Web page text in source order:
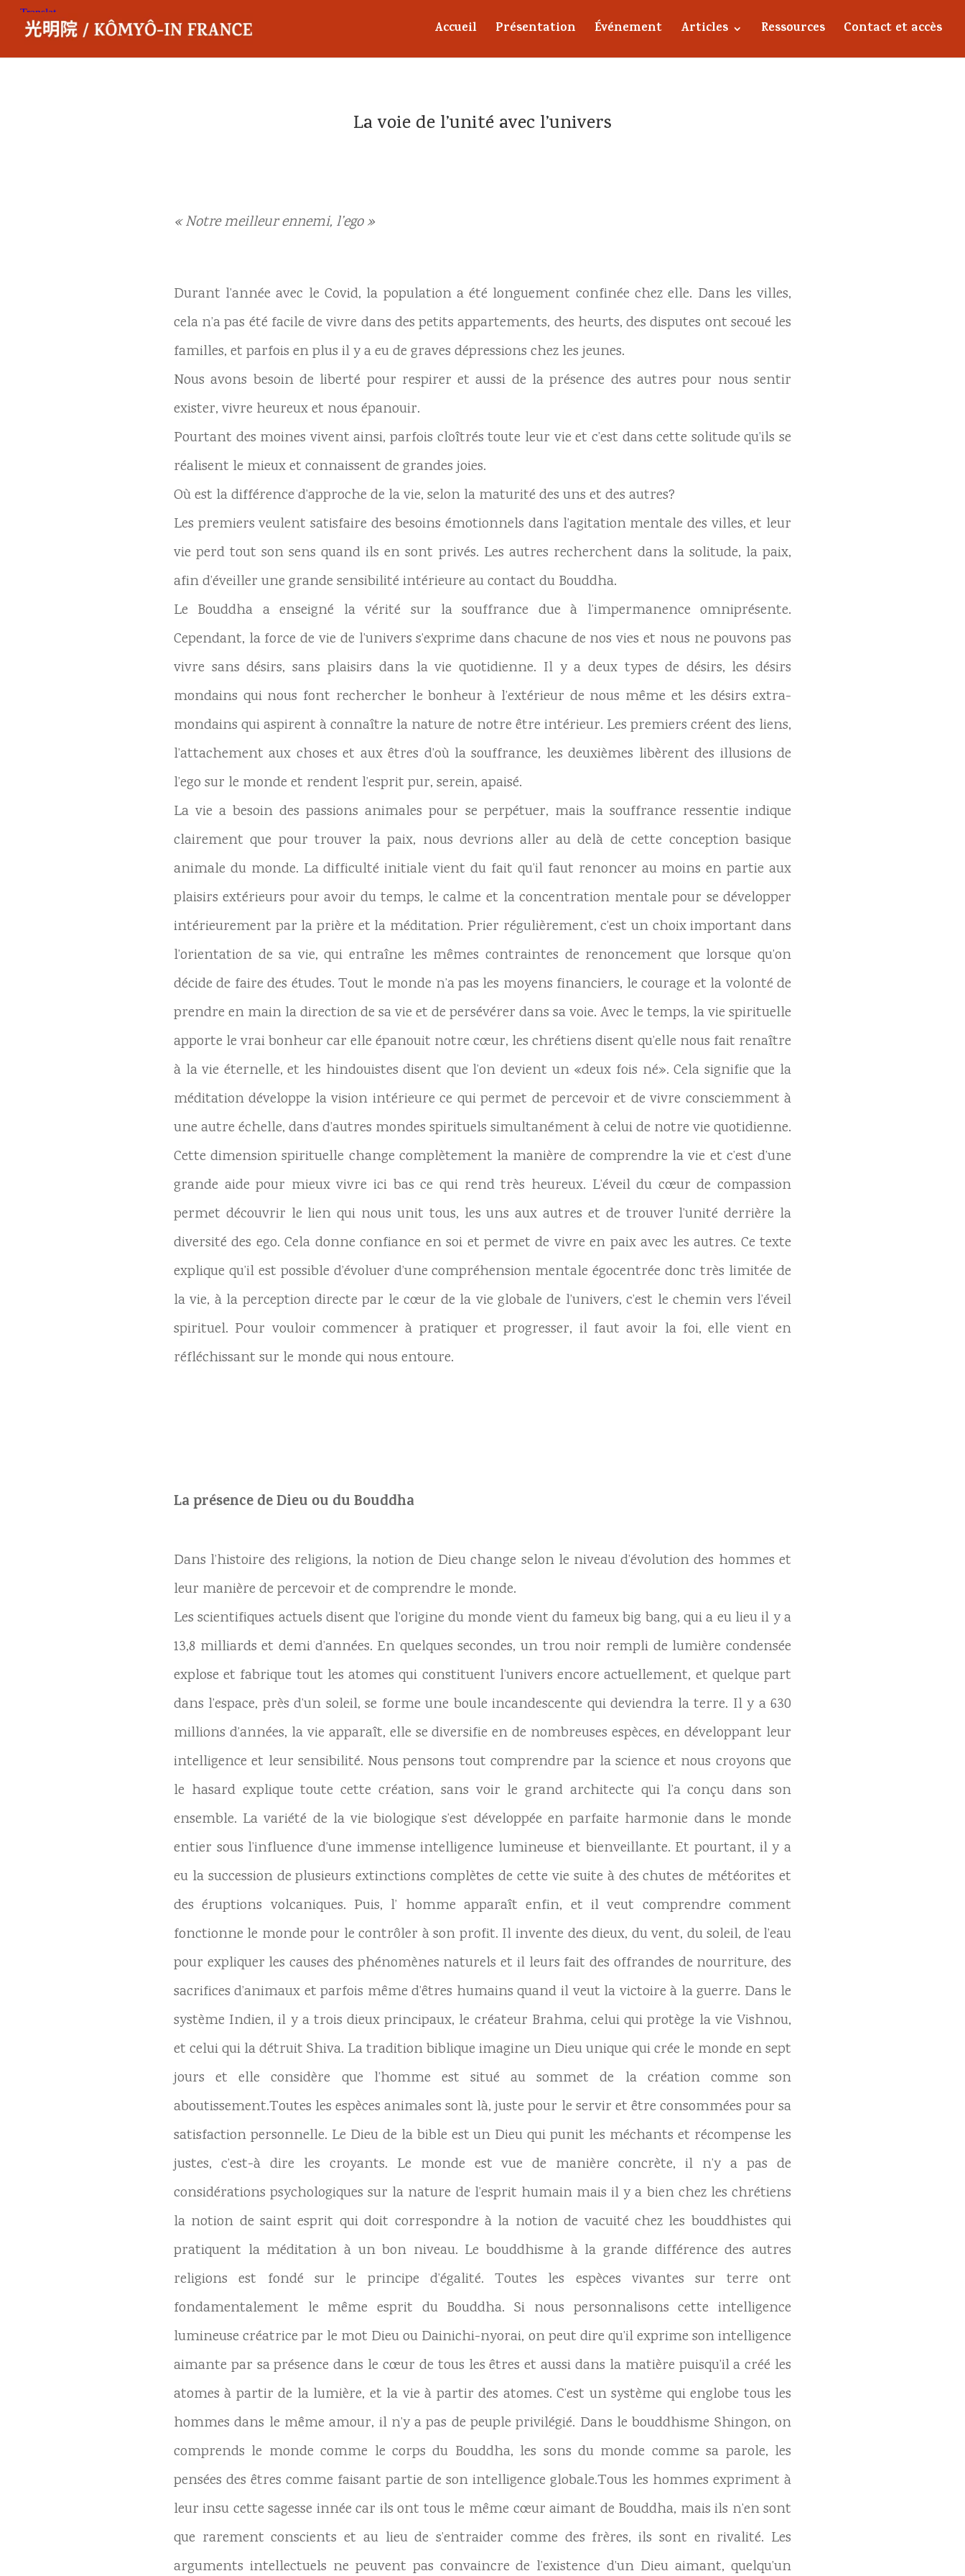
Accueil Présentation Événement Articles Ressources Contact et accès
La voie de l’unité avec l’univers
« Notre meilleur ennemi, l’ego »
Durant l’année avec le Covid, la population a été longuement confinée chez elle. Dans les villes,
cela n’a pas été facile de vivre dans des petits appartements, des heurts, des disputes ont secoué les
familles, et parfois en plus il y a eu de graves dépressions chez les jeunes.
Nous avons besoin de liberté pour respirer et aussi de la présence des autres pour nous sentir
exister, vivre heureux et nous épanouir.
Pourtant des moines vivent ainsi, parfois cloîtrés toute leur vie et c’est dans cette solitude qu’ils se
réalisent le mieux et connaissent de grandes joies.
Où est la différence d’approche de la vie, selon la maturité des uns et des autres?
Les premiers veulent satisfaire des besoins émotionnels dans l’agitation mentale des villes, et leur
vie perd tout son sens quand ils en sont privés. Les autres recherchent dans la solitude, la paix,
afin d’éveiller une grande sensibilité intérieure au contact du Bouddha.
Le Bouddha a enseigné la vérité sur la souffrance due à l’impermanence omniprésente.
Cependant, la force de vie de l’univers s’exprime dans chacune de nos vies et nous ne pouvons pas
vivre sans désirs, sans plaisirs dans la vie quotidienne. Il y a deux types de désirs, les désirs
mondains qui nous font rechercher le bonheur à l’extérieur de nous même et les désirs extra-
mondains qui aspirent à connaître la nature de notre être intérieur. Les premiers créent des liens,
l’attachement aux choses et aux êtres d’où la souffrance, les deuxièmes libèrent des illusions de
l’ego sur le monde et rendent l’esprit pur, serein, apaisé.
La vie a besoin des passions animales pour se perpétuer, mais la souffrance ressentie indique
clairement que pour trouver la paix, nous devrions aller au delà de cette conception basique
animale du monde. La difficulté initiale vient du fait qu’il faut renoncer au moins en partie aux
plaisirs extérieurs pour avoir du temps, le calme et la concentration mentale pour se développer
intérieurement par la prière et la méditation. Prier régulièrement, c’est un choix important dans
l’orientation de sa vie, qui entraîne les mêmes contraintes de renoncement que lorsque qu’on
décide de faire des études. Tout le monde n’a pas les moyens financiers, le courage et la volonté de
prendre en main la direction de sa vie et de persévérer dans sa voie. Avec le temps, la vie spirituelle
apporte le vrai bonheur car elle épanouit notre cœur, les chrétiens disent qu’elle nous fait renaître
à la vie éternelle, et les hindouistes disent que l’on devient un «deux fois né». Cela signifie que la
méditation développe la vision intérieure ce qui permet de percevoir et de vivre consciemment à
une autre échelle, dans d’autres mondes spirituels simultanément à celui de notre vie quotidienne.
Cette dimension spirituelle change complètement la manière de comprendre la vie et c’est d’une
grande aide pour mieux vivre ici bas ce qui rend très heureux. L’éveil du cœur de compassion
permet découvrir le lien qui nous unit tous, les uns aux autres et de trouver l’unité derrière la
diversité des ego. Cela donne confiance en soi et permet de vivre en paix avec les autres. Ce texte
explique qu’il est possible d’évoluer d’une compréhension mentale égocentrée donc très limitée de
la vie, à la perception directe par le cœur de la vie globale de l’univers, c’est le chemin vers l’éveil
spirituel. Pour vouloir commencer à pratiquer et progresser, il faut avoir la foi, elle vient en
réfléchissant sur le monde qui nous entoure.
La présence de Dieu ou du Bouddha
Dans l’histoire des religions, la notion de Dieu change selon le niveau d’évolution des hommes et
leur manière de percevoir et de comprendre le monde.
Les scientifiques actuels disent que l’origine du monde vient du fameux big bang, qui a eu lieu il y a
13,8 milliards et demi d’années. En quelques secondes, un trou noir rempli de lumière condensée
explose et fabrique tout les atomes qui constituent l’univers encore actuellement, et quelque part
dans l’espace, près d’un soleil, se forme une boule incandescente qui deviendra la terre. Il y a 630
millions d’années, la vie apparaît, elle se diversifie en de nombreuses espèces, en développant leur
intelligence et leur sensibilité. Nous pensons tout comprendre par la science et nous croyons que
le hasard explique toute cette création, sans voir le grand architecte qui l’a conçu dans son
ensemble. La variété de la vie biologique s’est développée en parfaite harmonie dans le monde
entier sous l’influence d’une immense intelligence lumineuse et bienveillante. Et pourtant, il y a
eu la succession de plusieurs extinctions complètes de cette vie suite à des chutes de météorites et
des éruptions volcaniques. Puis, l’ homme apparaît enfin, et il veut comprendre comment
fonctionne le monde pour le contrôler à son profit. Il invente des dieux, du vent, du soleil, de l’eau
pour expliquer les causes des phénomènes naturels et il leurs fait des offrandes de nourriture, des
sacrifices d’animaux et parfois même d’êtres humains quand il veut la victoire à la guerre. Dans le
système Indien, il y a trois dieux principaux, le créateur Brahma, celui qui protège la vie Vishnou,
et celui qui la détruit Shiva. La tradition biblique imagine un Dieu unique qui crée le monde en sept
jours et elle considère que l’homme est situé au sommet de la création comme son
aboutissement.Toutes les espèces animales sont là, juste pour le servir et être consommées pour sa
satisfaction personnelle. Le Dieu de la bible est un Dieu qui punit les méchants et récompense les
justes, c’est-à dire les croyants. Le monde est vue de manière concrète, il n’y a pas de
considérations psychologiques sur la nature de l’esprit humain mais il y a bien chez les chrétiens
la notion de saint esprit qui doit correspondre à la notion de vacuité chez les bouddhistes qui
pratiquent la méditation à un bon niveau. Le bouddhisme à la grande différence des autres
religions est fondé sur le principe d’égalité. Toutes les espèces vivantes sur terre ont
fondamentalement le même esprit du Bouddha. Si nous personnalisons cette intelligence
lumineuse créatrice par le mot Dieu ou Dainichi-nyorai, on peut dire qu’il exprime son intelligence
aimante par sa présence dans le cœur de tous les êtres et aussi dans la matière puisqu’il a créé les
atomes à partir de la lumière, et la vie à partir des atomes. C’est un système qui englobe tous les
hommes dans le même amour, il n’y a pas de peuple privilégié. Dans le bouddhisme Shingon, on
comprends le monde comme le corps du Bouddha, les sons du monde comme sa parole, les
pensées des êtres comme faisant partie de son intelligence globale.Tous les hommes expriment à
leur insu cette sagesse innée car ils ont tous le même cœur aimant de Bouddha, mais ils n’en sont
que rarement conscients et au lieu de s’entraider comme des frères, ils sont en rivalité. Les
arguments intellectuels ne peuvent pas convaincre de l’existence d’un Dieu aimant, quelqu’un